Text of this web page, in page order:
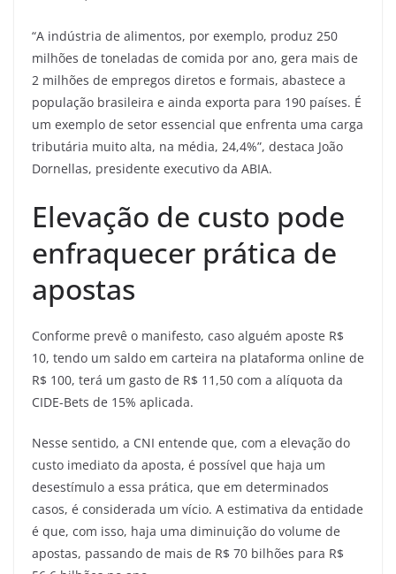
“A indústria de alimentos, por exemplo, produz 250
milhões de toneladas de comida por ano, gera mais de
2 milhões de empregos diretos e formais, abastece a
população brasileira e ainda exporta para 190 países. É
um exemplo de setor essencial que enfrenta uma carga
tributária muito alta, na média, 24,4%”, destaca João
Dornellas, presidente executivo da ABIA.
Elevação de custo pode
enfraquecer prática de
apostas
Conforme prevê o manifesto, caso alguém aposte R$
10, tendo um saldo em carteira na plataforma online de
R$ 100, terá um gasto de R$ 11,50 com a alíquota da
CIDE-Bets de 15% aplicada.
Nesse sentido, a CNI entende que, com a elevação do
custo imediato da aposta, é possível que haja um
desestímulo a essa prática, que em determinados
casos, é considerada um vício. A estimativa da entidade
é que, com isso, haja uma diminuição do volume de
apostas, passando de mais de R$ 70 bilhões para R$